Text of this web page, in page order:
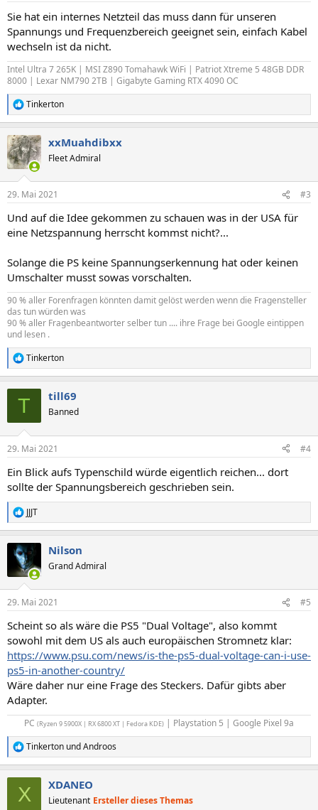
Sie hat ein internes Netzteil das muss dann für unseren
Spannungs und Frequenzbereich geeignet sein, einfach Kabel
wechseln ist da nicht.
Intel Ultra 7 265K | MSI Z890 Tomahawk WiFi | Patriot Xtreme 5 48GB DDR
8000 | Lexar NM790 2TB | Gigabyte Gaming RTX 4090 OC
R
e
k
t
i
e
:
Tinkerton
xxMuahdibxx
Fleet Admiral
29. Mai 2021 #3
Und auf die Idee gekommen zu schauen was in der USA für
eine Netzspannung herrscht kommst nicht?...
Solange die PS keine Spannungserkennung hat oder keinen
Umschalter musst sowas vorschalten.
90 % aller Forenfragen könnten damit gelöst werden wenn die Fragensteller
das tun würden was
90 % aller Fragenbeantworter selber tun .... ihre Frage bei Google eintippen
und lesen .
R
e
e
:
Tinkerton
T till69
Banned
29. Mai 2021 #4
Ein Blick aufs Typenschild würde eigentlich reichen... dort
sollte der Spannungsbereich geschrieben sein.
R
e
k
i
e
:
JJJT
Nilson
Grand Admiral
29. Mai 2021 #5
Scheint so als wäre die PS5 "Dual Voltage", also kommt
sowohl mit dem US als auch europäischen Stromnetz klar:
https://www.psu.com/news/is-the-ps5-dual-voltage-can-i-use-
ps5-in-another-country/
Wäre daher nur eine Frage des Steckers. Dafür gibts aber
Adapter.
PC (Ryzen 9 5900X | RX 6800 XT | Fedora KDE) | Playstation 5 | Google Pixel 9a​
R
e
Tinkerton undAndroos
X XDANEO
Lieutenant Ersteller dieses Themas